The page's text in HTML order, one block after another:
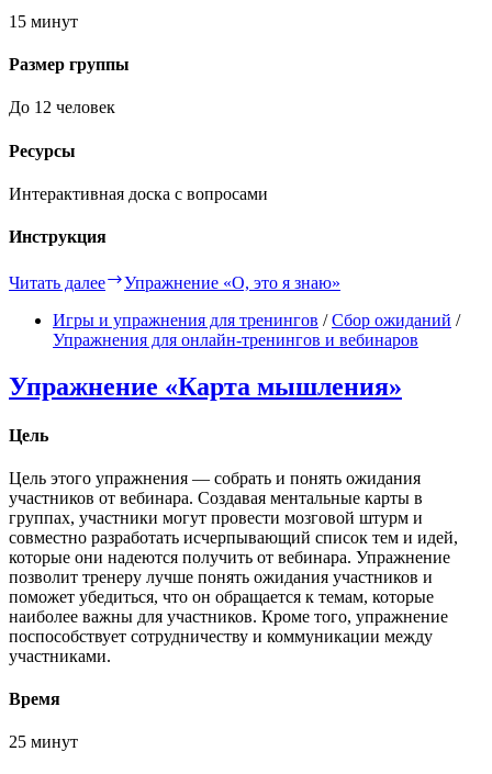
15 минут
Размер группы
До 12 человек
Ресурсы
Интерактивная доска с вопросами
Инструкция
Читать далее
Упражнение «О, это я знаю»
Игры и упражнения для тренингов /Сбор ожиданий /
Упражнения для онлайн-тренингов и вебинаров
Упражнение «Карта мышления»
Цель
Цель этого упражнения — собрать и понять ожидания
участников от вебинара. Создавая ментальные карты в
группах, участники могут провести мозговой штурм и
совместно разработать исчерпывающий список тем и идей,
которые они надеются получить от вебинара. Упражнение
позволит тренеру лучше понять ожидания участников и
поможет убедиться, что он обращается к темам, которые
наиболее важны для участников. Кроме того, упражнение
поспособствует сотрудничеству и коммуникации между
участниками.
Время
25 минут